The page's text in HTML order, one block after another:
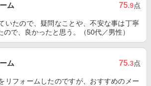
ム 75.9点
いたので、疑問なことや、不安な事は丁寧
ので、良かったと思う。（50代／男性）
ム 75.3点
リフォームしたのですが、おすすめのメー